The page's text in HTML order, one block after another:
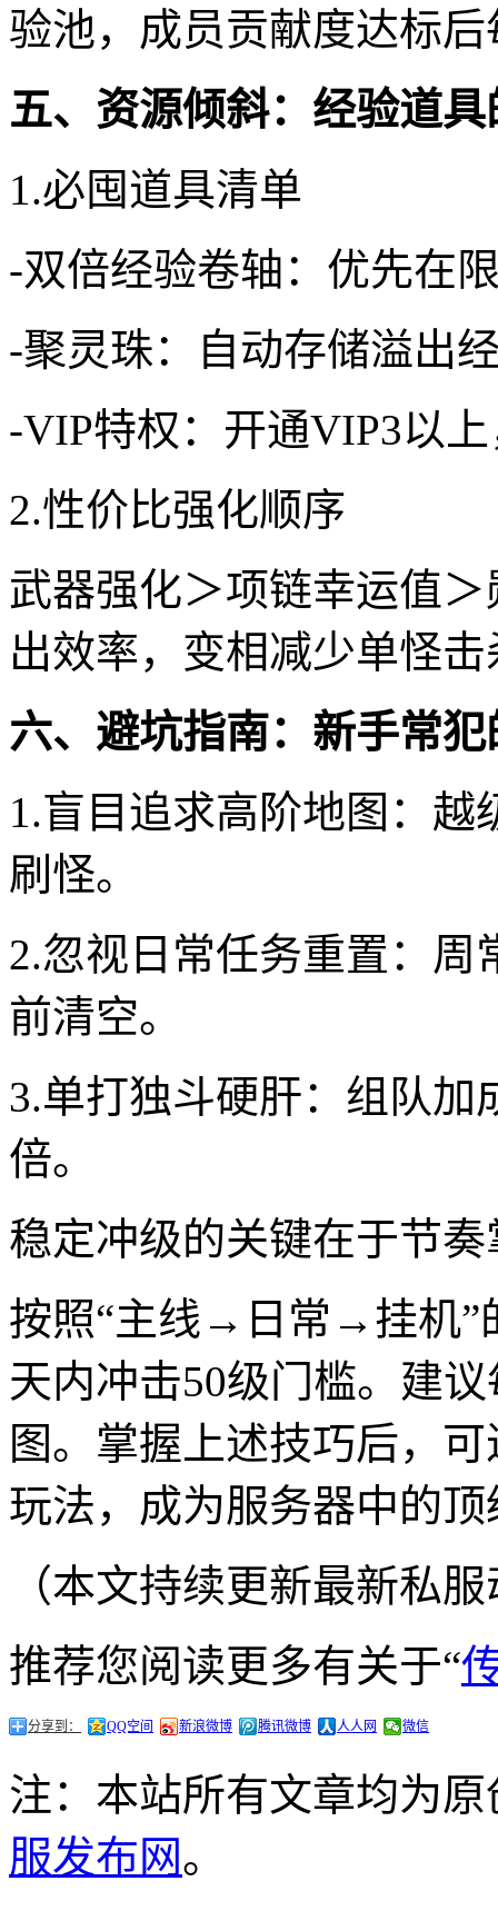
验池，成员贡献度达标
五、资源倾斜：经验道
1.必囤道具清单
-双倍经验卷轴：优先在
-聚灵珠：自动存储溢出
-VIP特权：开通VIP3以
2.性价比强化顺序
武器强化＞项链幸运值
出效率，变相减少单怪
六、避坑指南：新手常
1.盲目追求高阶地图：
刷怪。
2.忽视日常任务重置：周
前清空。
3.单打独斗硬肝：组队
倍。
稳定冲级的关键在于节奏
按照“主线→日常→挂机”
天内冲击50级门槛。建
图。掌握上述技巧后，
玩法，成为服务器中的
（本文持续更新最新私
推荐您阅读更多有关于“
分享到： QQ空间 新浪微博 腾讯微博 人人网 微信
注：本站所有文章均为
服发布网。